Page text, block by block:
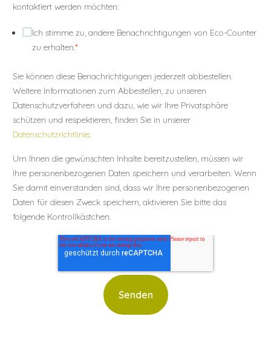
kontaktiert werden möchten:
Ich stimme zu, andere Benachrichtigungen von Eco-Counter
zu erhalten.*
Sie können diese Benachrichtigungen jederzeit abbestellen.
Weitere Informationen zum Abbestellen, zu unseren
Datenschutzverfahren und dazu, wie wir Ihre Privatsphäre
schützen und respektieren, finden Sie in unserer
Datenschutzrichtlinie.
Um Ihnen die gewünschten Inhalte bereitzustellen, müssen wir
Ihre personenbezogenen Daten speichern und verarbeiten. Wenn
Sie damit einverstanden sind, dass wir Ihre personenbezogenen
Daten für diesen Zweck speichern, aktivieren Sie bitte das
folgende Kontrollkästchen.